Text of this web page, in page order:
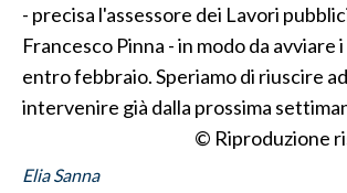
- precisa l'assessore dei Lavori
Francesco Pinna - in modo da avviare
entro febbraio. Speriamo di riuscire ad
intervenire già dalla prossima
© Riproduzione
Elia Sanna